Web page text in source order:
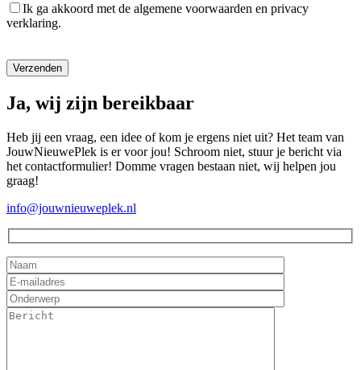
Ik ga akkoord met de algemene voorwaarden en privacy
verklaring.
Ja, wij zijn bereikbaar
Heb jij een vraag, een idee of kom je ergens niet uit? Het team van
JouwNieuwePlek is er voor jou! Schroom niet, stuur je bericht via
het contactformulier! Domme vragen bestaan niet, wij helpen jou
graag!
info@jouwnieuweplek.nl